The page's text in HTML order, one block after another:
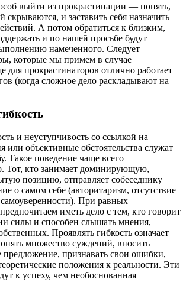
выйти из прокрастинации — понять,
скрываются, и заставить себя назначить
А потом обратиться к близким,
и по нашей просьбе будут
намеченного. Следует
которые мы примем в случае
для прокрастинаторов отлично работает
(когда сложное дело раскладывают на
и неуступчивость со ссылкой на
или объективные обстоятельства служат
Такое поведение чаще всего
Тот, кто занимает доминирующую,
позицию, отправляет собеседнику
о самом себе (авторитаризм, отсутствие
При равных
иметь дело с тем, кто говорит
силы и способен слышать мнения,
Проявлять гибкость означает
множество суждений, вносить
предложение, признавать свои ошибки,
положения к реальности. Эти
к успеху, чем необоснованная